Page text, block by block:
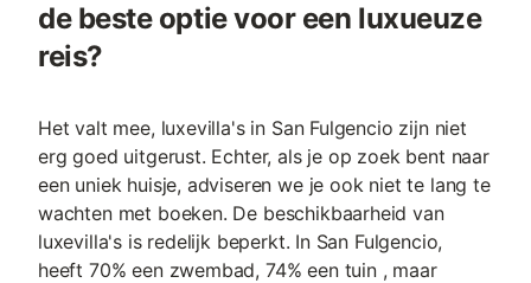
de beste optie voor een luxueuze
reis?
Het valt mee, luxevilla's in San Fulgencio zijn niet
erg goed uitgerust. Echter, als je op zoek bent naar
een uniek huisje, adviseren we je ook niet te lang te
wachten met boeken. De beschikbaarheid van
luxevilla's is redelijk beperkt. In San Fulgencio,
heeft 70% een zwembad, 74% een tuin , maar